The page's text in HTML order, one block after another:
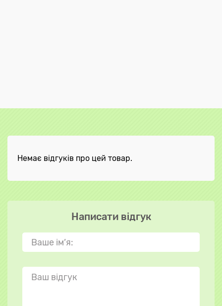
Немає відгуків про цей товар.
Написати відгук